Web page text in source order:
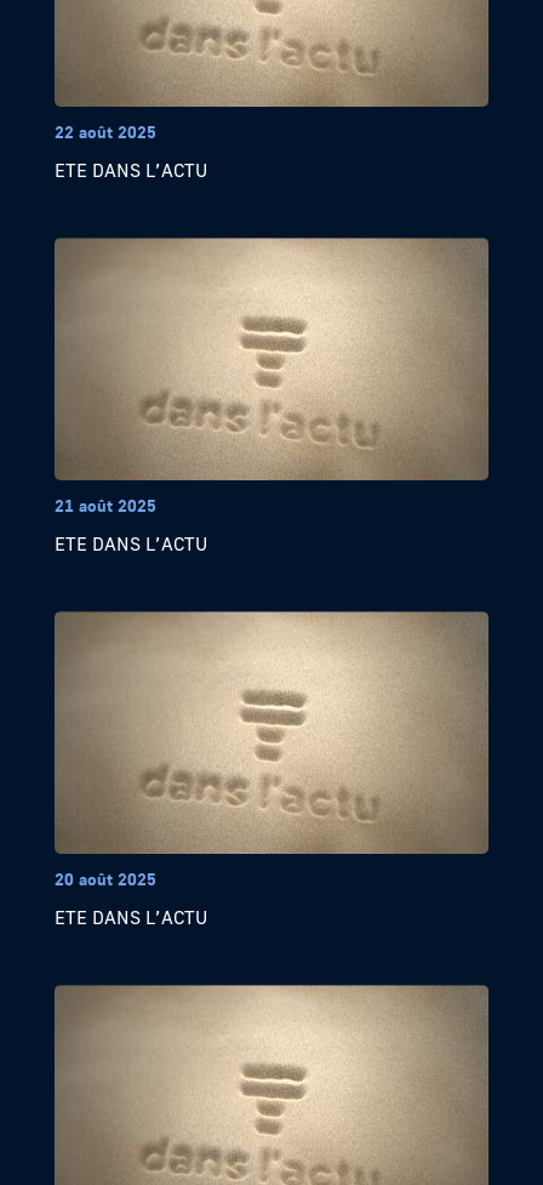
22 août 2025
ETE DANS L’ACTU
21 août 2025
ETE DANS L’ACTU
20 août 2025
ETE DANS L’ACTU